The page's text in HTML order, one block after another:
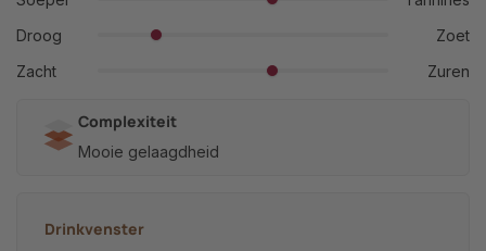
Droog
Zoet
Zacht
Zuren
Complexiteit
Mooie gelaagdheid
Drinkvenster